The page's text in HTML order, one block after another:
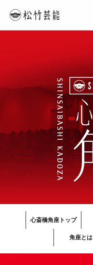
心斎橋角座トップ
角座とは